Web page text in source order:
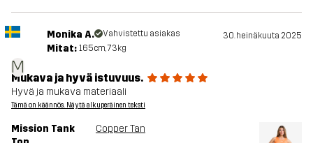
M
Monika A. Vahvistettu asiakas 30. heinäkuuta 2025
Mitat: 165cm, 73kg
Mukava ja hyvä istuvuus.
Hyvä ja mukava materiaali
Tämä on käännös. Näytä alkuperäinen teksti
Mission Tank
Copper Tan